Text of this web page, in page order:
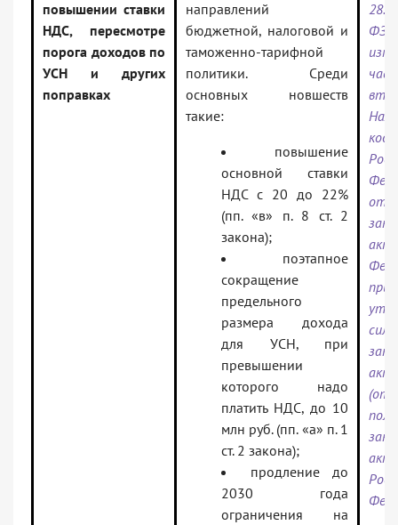
повышении ставки
НДС, пересмотре
порога доходов по
УСН и других
поправках
направлений
бюджетной, налоговой и
таможенно-тарифной
политики. Среди
основных новшеств
такие:
повышение
основной ставки
НДС с 20 до 22%
(пп. «в» п. 8 ст. 2
закона);
поэтапное
сокращение
предельного
размера дохода
для УСН, при
превышении
которого надо
платить НДС, до 10
млн руб. (пп. «а» п. 1
ст. 2 закона);
продление до
2030 года
ограничения на
ФЗ
силу